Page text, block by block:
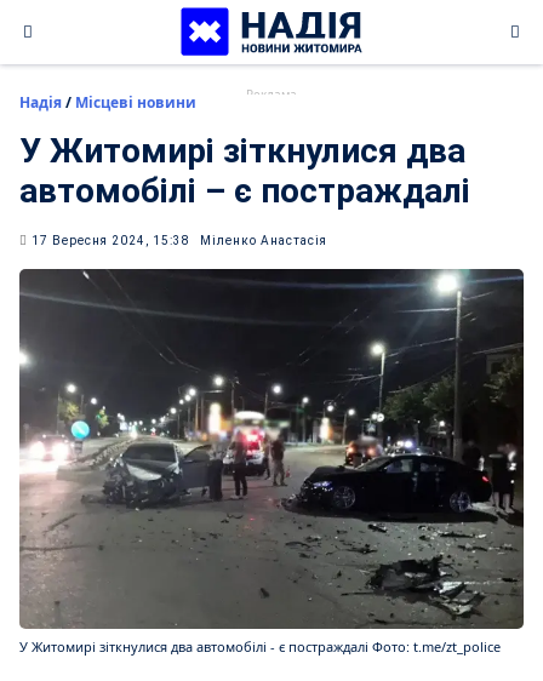
content
Надія/ Місцеві новини
У Житомирі зіткнулися два
автомобілі – є постраждалі
17 Вересня 2024, 15:38 Міленко Анастасія
У Житомирі зіткнулися два автомобілі - є постраждалі Фото: t.me/zt_police